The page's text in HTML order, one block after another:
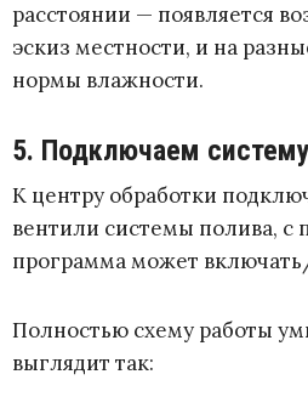
расстоянии — появляется
эскиз местности, и на
нормы влажности.
5. Подключаем
К центру обработки
вентили системы полива,
программа может
Полностью схему работы
выглядит так: